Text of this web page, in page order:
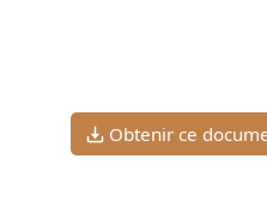
Obtenir ce